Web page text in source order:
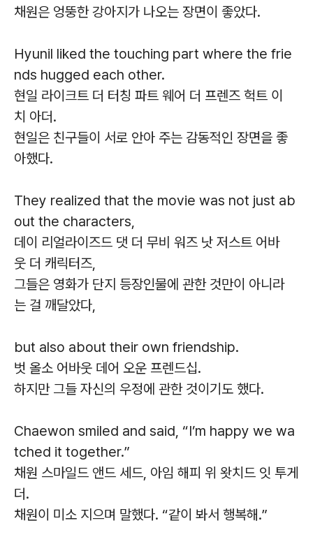
채원은 엉뚱한 강아지가 나오는 장면이 좋았다.
Hyunil liked the touching part where the frie
nds hugged each other.
현일 라이크트 더 터칭 파트 웨어 더 프렌즈 헉트 이
치 아더.
현일은 친구들이 서로 안아 주는 감동적인 장면을 좋
아했다.
They realized that the movie was not just ab
out the characters,
데이 리얼라이즈드 댓 더 무비 워즈 낫 저스트 어바
웃 더 캐릭터즈,
그들은 영화가 단지 등장인물에 관한 것만이 아니라
는 걸 깨달았다,
but also about their own friendship.
벗 올소 어바웃 데어 오운 프렌드십.
하지만 그들 자신의 우정에 관한 것이기도 했다.
Chaewon smiled and said, “I’m happy we wa
tched it together.”
채원 스마일드 앤드 세드, 아임 해피 위 왓치드 잇 투게
더.
채원이 미소 지으며 말했다. “같이 봐서 행복해.”